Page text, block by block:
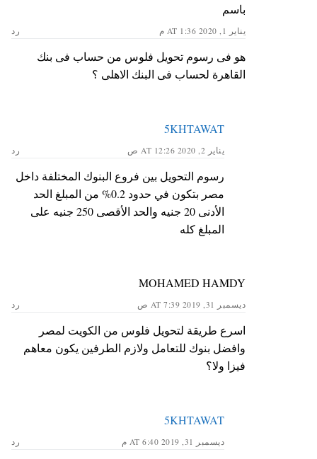
باسم
يناير 1, 2020 AT 1:36 م رد
هو فى رسوم تحويل فلوس من حساب فى بنك
القاهرة لحساب فى البنك الاهلى ؟
5KHTAWAT
يناير 2, 2020 AT 12:26 ص رد
رسوم التحويل بين فروع البنوك المختلفة داخل
مصر بتكون في حدود 0.2% من المبلغ الحد
الأدنى 20 جنيه والحد الأقصى 250 جنيه على
المبلغ كله
MOHAMED HAMDY
ديسمبر 31, 2019 AT 7:39 ص رد
اسرع طريقة لتحويل فلوس من الكويت لمصر
وافضل بنوك للتعامل ولازم الطرفين يكون معاهم
فيزا ولا؟
5KHTAWAT
ديسمبر 31, 2019 AT 6:40 م رد